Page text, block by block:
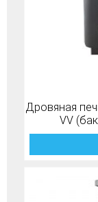
Дровяная
VV